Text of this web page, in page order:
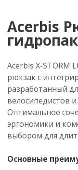
Acerbis
Acerbis X-STORM
рюкзак с
разработанный
велосипедистов
Оптимальное
эргономики и
выбором для
Основные